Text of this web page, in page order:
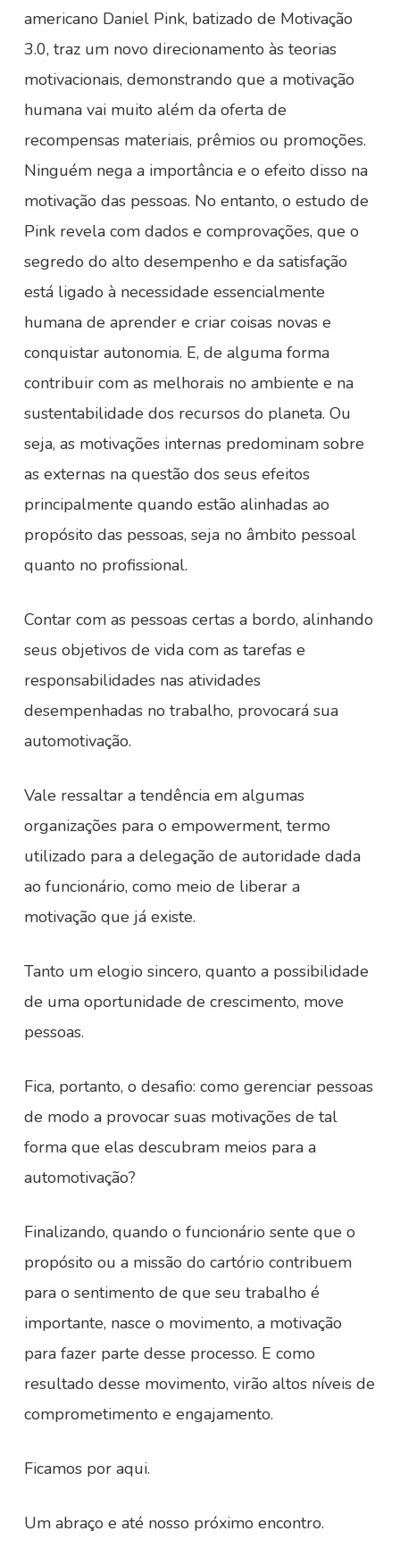
americano Daniel Pink, batizado de Motivação
3.0, traz um novo direcionamento às teorias
motivacionais, demonstrando que a motivação
humana vai muito além da oferta de
recompensas materiais, prêmios ou promoções.
Ninguém nega a importância e o efeito disso na
motivação das pessoas. No entanto, o estudo de
Pink revela com dados e comprovações, que o
segredo do alto desempenho e da satisfação
está ligado à necessidade essencialmente
humana de aprender e criar coisas novas e
conquistar autonomia. E, de alguma forma
contribuir com as melhorais no ambiente e na
sustentabilidade dos recursos do planeta. Ou
seja, as motivações internas predominam sobre
as externas na questão dos seus efeitos
principalmente quando estão alinhadas ao
propósito das pessoas, seja no âmbito pessoal
quanto no profissional.
Contar com as pessoas certas a bordo, alinhando
seus objetivos de vida com as tarefas e
responsabilidades nas atividades
desempenhadas no trabalho, provocará sua
automotivação.
Vale ressaltar a tendência em algumas
organizações para o empowerment, termo
utilizado para a delegação de autoridade dada
ao funcionário, como meio de liberar a
motivação que já existe.
Tanto um elogio sincero, quanto a possibilidade
de uma oportunidade de crescimento, move
pessoas.
Fica, portanto, o desafio: como gerenciar pessoas
de modo a provocar suas motivações de tal
forma que elas descubram meios para a
automotivação?
Finalizando, quando o funcionário sente que o
propósito ou a missão do cartório contribuem
para o sentimento de que seu trabalho é
importante, nasce o movimento, a motivação
para fazer parte desse processo. E como
resultado desse movimento, virão altos níveis de
comprometimento e engajamento.
Ficamos por aqui.
Um abraço e até nosso próximo encontro.